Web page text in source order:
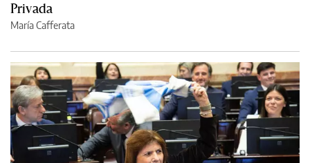
Privada
María Cafferata